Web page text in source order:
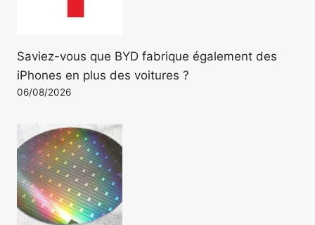
Saviez-vous que BYD fabrique également des
iPhones en plus des voitures ?
06/08/2026